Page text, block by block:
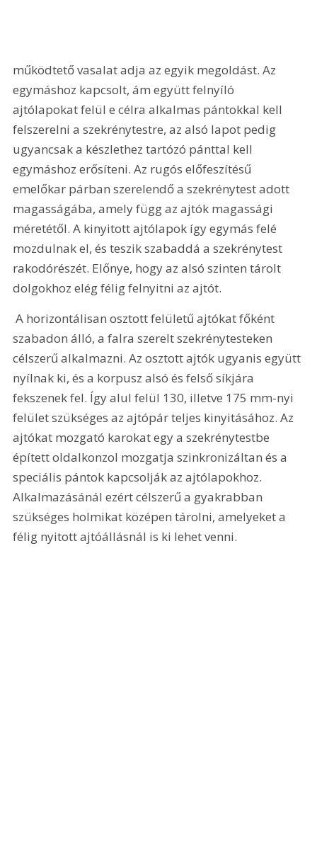
működtető vasalat adja az egyik megoldást. Az
egymáshoz kapcsolt, ám együtt felnyíló
ajtólapokat felül e célra alkalmas pántokkal kell
felszerelni a szekrénytestre, az alsó lapot pedig
ugyancsak a készlethez tartózó pánttal kell
egymáshoz erősíteni. Az rugós előfeszítésű
emelőkar párban szerelendő a szekrénytest adott
magasságába, amely függ az ajtók magassági
méretétől. A kinyitott ajtólapok így egymás felé
mozdulnak el, és teszik szabaddá a szekrénytest
rakodórészét. Előnye, hogy az alsó szinten tárolt
dolgokhoz elég félig felnyitni az ajtót.
A horizontálisan osztott felületű ajtókat főként
szabadon álló, a falra szerelt szekrénytesteken
célszerű alkalmazni. Az osztott ajtók ugyanis együtt
nyílnak ki, és a korpusz alsó és felső síkjára
fekszenek fel. Így alul felül 130, illetve 175 mm-nyi
felület szükséges az ajtópár teljes kinyitásához. Az
ajtókat mozgató karokat egy a szekrénytestbe
épített oldalkonzol mozgatja szinkronizáltan és a
speciális pántok kapcsolják az ajtólapokhoz.
Alkalmazásánál ezért célszerű a gyakrabban
szükséges holmikat középen tárolni, amelyeket a
félig nyitott ajtóállásnál is ki lehet venni.